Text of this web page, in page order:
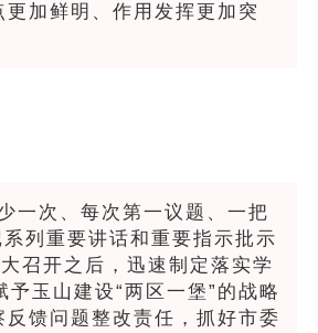
加鲜明、作用发挥更加突
一次、每次第一议题、一把
列重要讲话和重要指示批示
召开之后，迅速制定落实学
玉山建设“两区一堡”的战略
馈问题整改责任，抓好市委